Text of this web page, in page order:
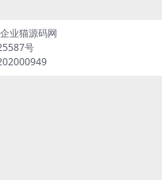
企业猫源码网
号